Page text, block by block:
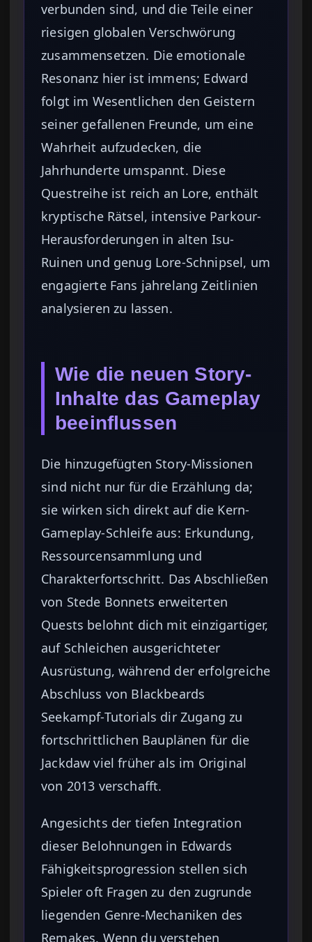
verbunden sind, und die Teile einer
riesigen globalen Verschwörung
zusammensetzen. Die emotionale
Resonanz hier ist immens; Edward
folgt im Wesentlichen den Geistern
seiner gefallenen Freunde, um eine
Wahrheit aufzudecken, die
Jahrhunderte umspannt. Diese
Questreihe ist reich an Lore, enthält
kryptische Rätsel, intensive Parkour-
Herausforderungen in alten Isu-
Ruinen und genug Lore-Schnipsel, um
engagierte Fans jahrelang Zeitlinien
analysieren zu lassen.
Wie die neuen Story-
Inhalte das Gameplay
beeinflussen
Die hinzugefügten Story-Missionen
sind nicht nur für die Erzählung da;
sie wirken sich direkt auf die Kern-
Gameplay-Schleife aus: Erkundung,
Ressourcensammlung und
Charakterfortschritt. Das Abschließen
von Stede Bonnets erweiterten
Quests belohnt dich mit einzigartiger,
auf Schleichen ausgerichteter
Ausrüstung, während der erfolgreiche
Abschluss von Blackbeards
Seekampf-Tutorials dir Zugang zu
fortschrittlichen Bauplänen für die
Jackdaw viel früher als im Original
von 2013 verschafft.
Angesichts der tiefen Integration
dieser Belohnungen in Edwards
Fähigkeitsprogression stellen sich
Spieler oft Fragen zu den zugrunde
liegenden Genre-Mechaniken des
Remakes. Wenn du verstehen